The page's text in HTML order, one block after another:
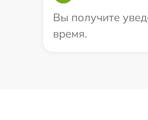
Вы получите
время.